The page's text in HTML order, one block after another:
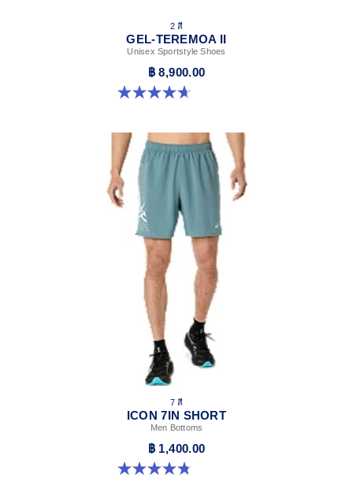
2 สี
GEL-TEREMOA II
Unisex Sportstyle Shoes
฿ 8,900.00
4.7 จาก 5 ดาว 3 รีวิว
7 สี
ICON 7IN SHORT
Men Bottoms
฿ 1,400.00
4.8 จาก 5 ดาว 36 รีวิว